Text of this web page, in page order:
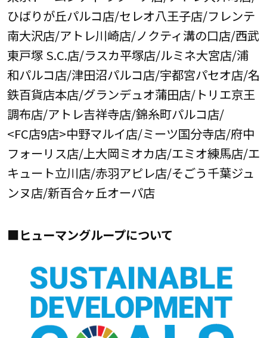
ひばりが丘パルコ店/セレオ八王子店/フレンテ
南大沢店/アトレ川崎店/ノクティ溝の口店/西武
東戸塚 S.C.店/ラスカ平塚店/ルミネ大宮店/浦
和パルコ店/津田沼パルコ店/宇都宮パセオ店/名
鉄百貨店本店/グランデュオ蒲田店/トリエ京王
調布店/アトレ吉祥寺店/錦糸町パルコ店/
<FC店9店>中野マルイ店/ミーツ国分寺店/府中
フォーリス店/上大岡ミオカ店/エミオ練馬店/エ
キュート立川店/赤羽アピレ店/そごう千葉ジュ
ンヌ店/新百合ヶ丘オーパ店
■ヒューマングループについて